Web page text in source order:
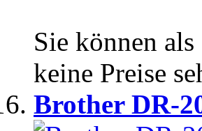
Sie können
keine Preise
Brother DR-